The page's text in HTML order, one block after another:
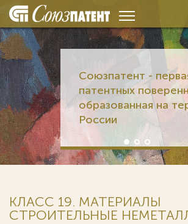
Союзпатент -
патентных
образованная на
России
КЛАСС 19. МАТЕРИАЛЫ
СТРОИТЕЛЬНЫЕ